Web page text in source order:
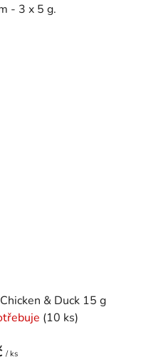
- 3 x 5 g.
& Duck 15 g
(10 ks)
/ ks